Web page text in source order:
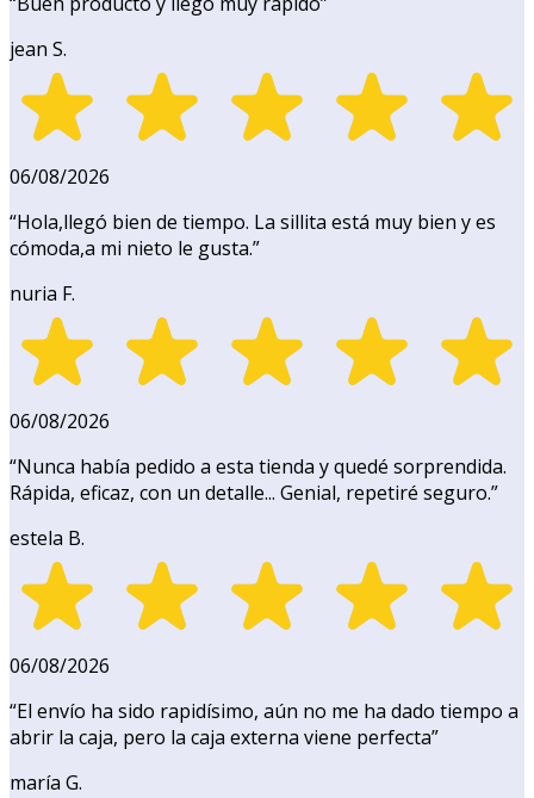
jean S.
06/08/2026
“Hola,llegó bien de tiempo. La sillita está muy bien y es
cómoda,a mi nieto le gusta.”
nuria F.
06/08/2026
“Nunca había pedido a esta tienda y quedé sorprendida.
Rápida, eficaz, con un detalle... Genial, repetiré seguro.”
estela B.
06/08/2026
“El envío ha sido rapidísimo, aún no me ha dado tiempo a
abrir la caja, pero la caja externa viene perfecta”
maría G.